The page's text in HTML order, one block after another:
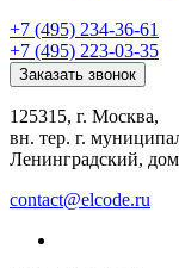
+7 (495) 234-36-61
+7 (495) 223-03-35
Заказать звонок
125315, г. Москва,
вн. тер. г.
Ленинградский,
contact@elcode.ru